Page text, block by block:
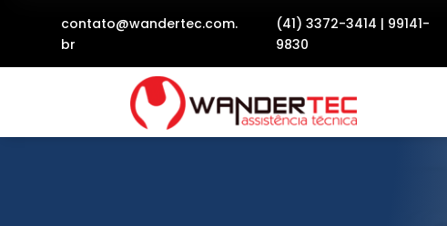
contato@wandertec.com.
br
(41) 3372-3414 | 99141-
9830